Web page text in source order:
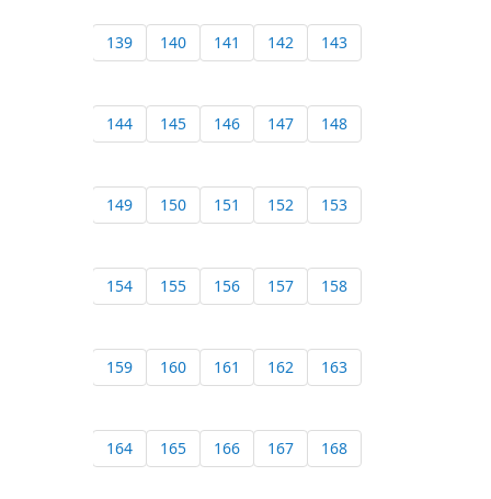
139 140 141 142 143
144 145 146 147 148
149 150 151 152 153
154 155 156 157 158
159 160 161 162 163
164 165 166 167 168